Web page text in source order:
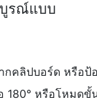
บูรณ์แบบ
กคลิปบอร์ด หรือป้
180° หรือโหมด